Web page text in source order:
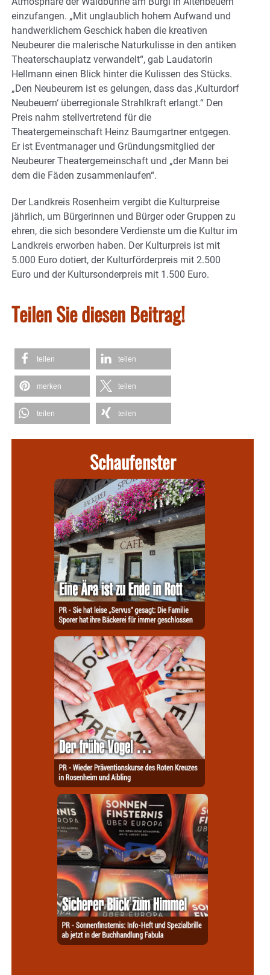
einzufangen. „Mit unglaublich hohem Aufwand und
handwerklichem Geschick haben die kreativen
Neubeurer die malerische Naturkulisse in den antiken
Theaterschauplatz verwandelt“, gab Laudatorin
Hellmann einen Blick hinter die Kulissen des Stücks.
„Den Neubeurern ist es gelungen, dass das ,Kulturdorf
Neubeuern‘ überregionale Strahlkraft erlangt.“ Den
Preis nahm stellvertretend für die
Theatergemeinschaft Heinz Baumgartner entgegen.
Er ist Eventmanager und Gründungsmitglied der
Neubeurer Theatergemeinschaft und „der Mann bei
dem die Fäden zusammenlaufen“.
Der Landkreis Rosenheim vergibt die Kulturpreise
jährlich, um Bürgerinnen und Bürger oder Gruppen zu
ehren, die sich besondere Verdienste um die Kultur im
Landkreis erworben haben. Der Kulturpreis ist mit
5.000 Euro dotiert, der Kulturförderpreis mit 2.500
Euro und der Kultursonderpreis mit 1.500 Euro.
Teilen Sie diesen Beitrag!
teilen teilen
merken teilen
teilen teilen
Schaufenster